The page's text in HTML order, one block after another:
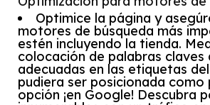
Optimice la página y
motores de búsqueda más
estén incluyendo la tienda.
colocación de palabras
adecuadas en las etiquetas
pudiera ser posicionada como
opción ¡en Google! Descubra